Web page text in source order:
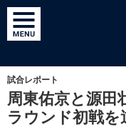
試合レポート
周東佑京と源田
ラウンド初戦を